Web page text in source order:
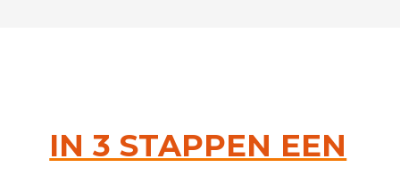
IN 3 STAPPEN EEN